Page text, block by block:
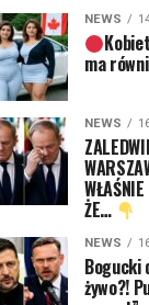
NEWS
ma
NEWS
ŻE…
NEWS
Bogucki
żywo?!